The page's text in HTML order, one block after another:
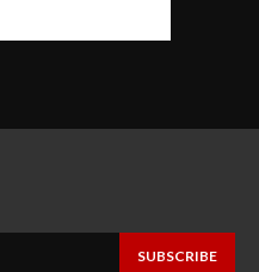
SUBSCRIBE